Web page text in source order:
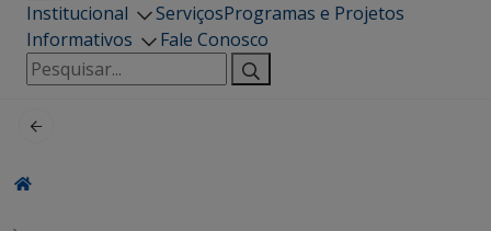
Institucional ServiçosProgramas e Projetos
Informativos
Fale Conosco
Pesquisar
por: